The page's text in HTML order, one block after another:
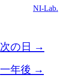
NI-Lab.
次の日 →
一年後 →